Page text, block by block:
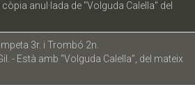
anul·lada de "Volguda Calella" del
3r. i Trombó 2n.
- Està amb “Volguda Calella”, del mateix